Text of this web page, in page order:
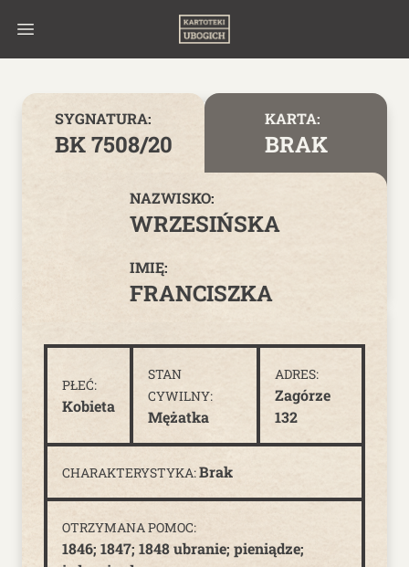
SYGNATURA:
BK 7508/20
KARTA:
BRAK
NAZWISKO:
WRZESIŃSKA
IMIĘ:
FRANCISZKA
PŁEĆ:
Kobieta
STAN
CYWILNY:
Mężatka
ADRES:
Zagórze
132
CHARAKTERYSTYKA:Brak
OTRZYMANA POMOC:
1846; 1847; 1848 ubranie; pieniądze;